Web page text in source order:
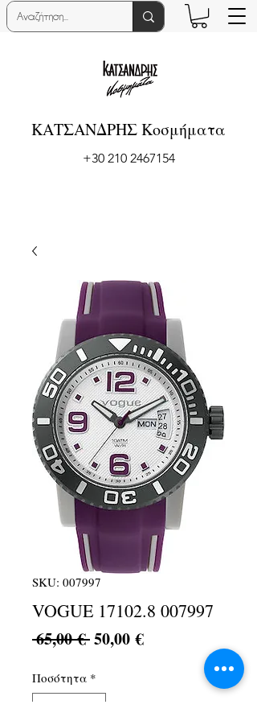
ΚΑΤΣΑΝΔΡΗΣ Κοσμήματα
+30 210 2467154
SKU: 007997
VOGUE 17102.8 007997
65,00 € Κανονική
50,00 €Τιμή
Έκπτωσης
Ποσότητα *